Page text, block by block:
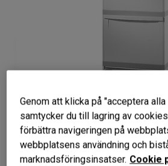
Genom att klicka på "acceptera
samtycker du till lagring av
förbättra navigeringen på
webbplatsens användning och
marknadsföringsinsatser. Cookie